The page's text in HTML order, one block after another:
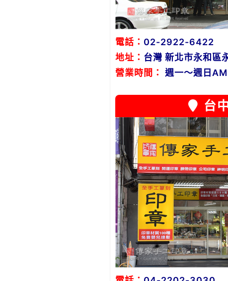
電話： 02-2922-6422
地址： 台灣 新北市永和區
營業時間：
週一～週日
台